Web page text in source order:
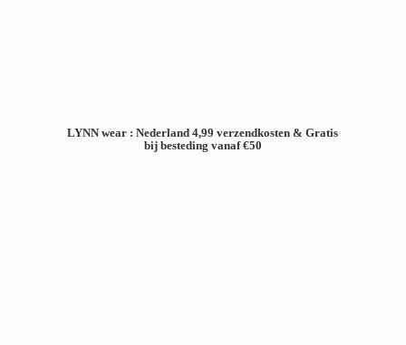
LYNN wear : Nederland 4,99 verzendkosten & Gratis
bij besteding vanaf €50